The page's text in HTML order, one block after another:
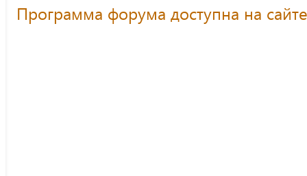
Программа форума доступна на